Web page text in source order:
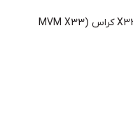
لوازم یدکی ام وی ام X33 کراس (MVM X33